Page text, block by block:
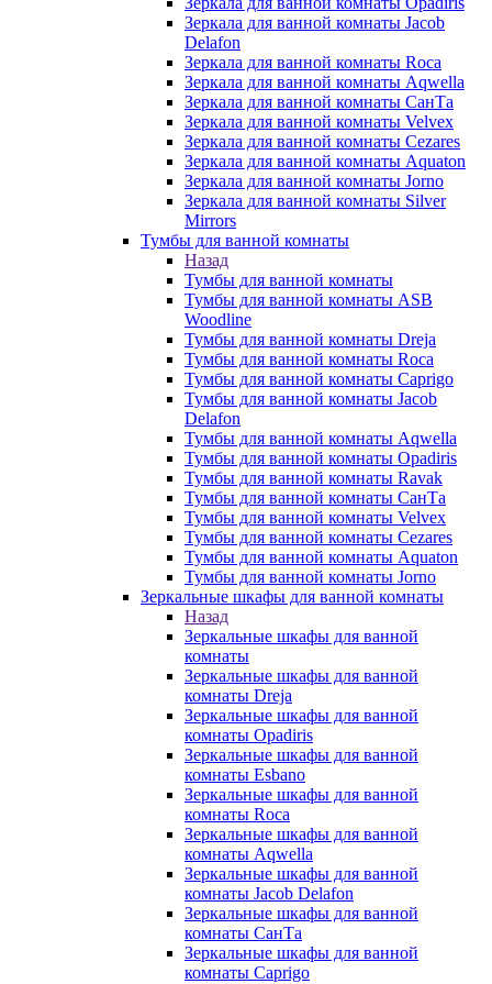
Зеркала для ванной комнаты Jacob
Delafon
Зеркала для ванной комнаты Roca
Зеркала для ванной комнаты Aqwella
Зеркала для ванной комнаты СанТа
Зеркала для ванной комнаты Velvex
Зеркала для ванной комнаты Cezares
Зеркала для ванной комнаты Aquaton
Зеркала для ванной комнаты Jorno
Зеркала для ванной комнаты Silver
Mirrors
Тумбы для ванной комнаты
Назад
Тумбы для ванной комнаты
Тумбы для ванной комнаты ASB
Woodline
Тумбы для ванной комнаты Dreja
Тумбы для ванной комнаты Roca
Тумбы для ванной комнаты Caprigo
Тумбы для ванной комнаты Jacob
Delafon
Тумбы для ванной комнаты Aqwella
Тумбы для ванной комнаты Opadiris
Тумбы для ванной комнаты Ravak
Тумбы для ванной комнаты СанТа
Тумбы для ванной комнаты Velvex
Тумбы для ванной комнаты Cezares
Тумбы для ванной комнаты Aquaton
Тумбы для ванной комнаты Jorno
Зеркальные шкафы для ванной комнаты
Назад
Зеркальные шкафы для ванной
комнаты
Зеркальные шкафы для ванной
комнаты Dreja
Зеркальные шкафы для ванной
комнаты Opadiris
Зеркальные шкафы для ванной
комнаты Esbano
Зеркальные шкафы для ванной
комнаты Roca
Зеркальные шкафы для ванной
комнаты Aqwella
Зеркальные шкафы для ванной
комнаты Jacob Delafon
Зеркальные шкафы для ванной
комнаты СанТа
Зеркальные шкафы для ванной
комнаты Caprigo